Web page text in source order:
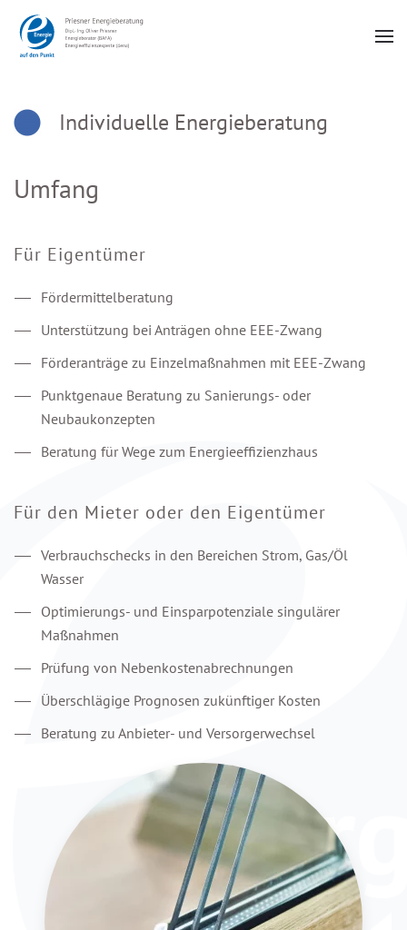
Zum Hauptinhalt springen
Individuelle Energieberatung
Umfang
Für Eigentümer
Fördermittelberatung
Unterstützung bei Anträgen ohne EEE-Zwang
Förderanträge zu Einzelmaßnahmen mit EEE-Zwang
Punktgenaue Beratung zu Sanierungs- oder
Neubaukonzepten
Beratung für Wege zum Energieeffizienzhaus
Für den Mieter oder den Eigentümer
Verbrauchschecks in den Bereichen Strom, Gas/Öl
Wasser
Optimierungs- und Einsparpotenziale singulärer
Maßnahmen
Prüfung von Nebenkostenabrechnungen
Überschlägige Prognosen zukünftiger Kosten
Beratung zu Anbieter- und Versorgerwechsel